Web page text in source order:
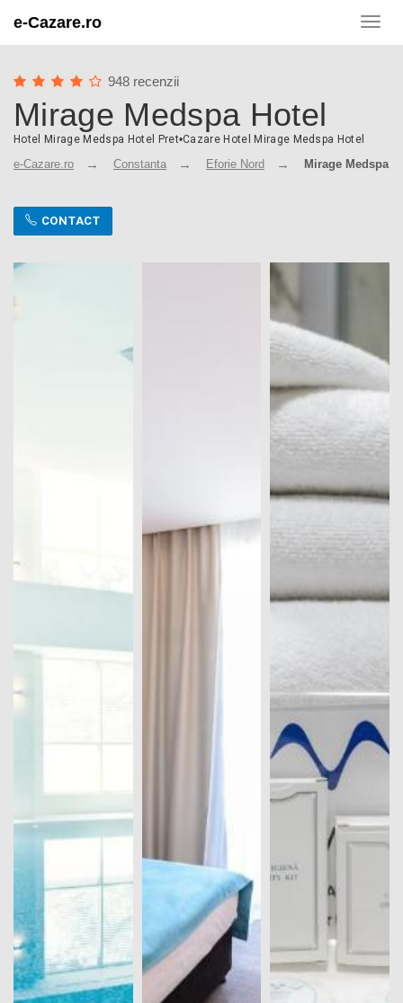
e-Cazare.ro
948 recenzii
Mirage Medspa Hotel
Hotel Mirage Medspa Hotel Pret•Cazare Hotel Mirage Medspa Hotel
e-Cazare.ro Constanta Eforie Nord Mirage Medspa
CONTACT